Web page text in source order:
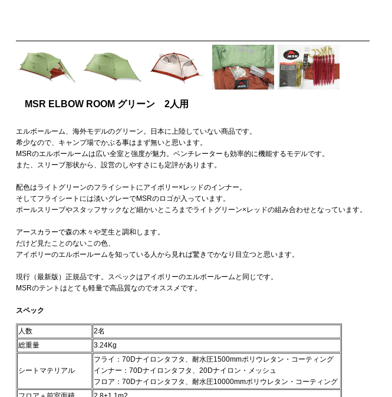
MSR ELBOW ROOM グリーン 2人用
エルボールーム、海外モデルのグリーン。日本に上陸していない商品です。
希少なので、キャンプ場でかぶる事はまず無いと思います。
MSRのエルボールームは広い全室と強度が魅力。ベンチレーターも効率的に機能するモデルです。
また、スリーブ形状から、設営のしやすさにも定評があります。
配色はライトグリーンのフライシートにアイボリー×レッドのインナー。
そしてフライシートには淡いグレーでMSRのロゴが入っています。
ポールスリーブやスタッフサックなど細かいところまでライトグリーン×レッドの組み合わせとなっています。
アースカラーで森の木々や芝生と調和します。
だけど見たことのないこの色、
アイボリーのエルボールームを知っている人から見れば驚きでかなり目立つと思います。
現行（最新版）正規品です。スペックはアイボリーのエルボールームと同じです。
MSRのテントはとても軽量で高品質なのでオススメです。
スペック
人数
2名
総重量
3.24Kg
シートマテリアル
フライ：70Dナイロンタフタ、耐水圧1500mmポリウレタン・コーティング
インナー：70Dナイロンタフタ、20Dナイロン・メッシュ
フロア：70Dナイロンタフタ、耐水圧10000mmポリウレタン・コーティング